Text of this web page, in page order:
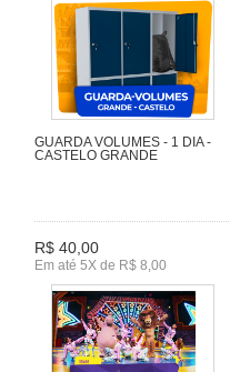
GUARDA VOLUMES - 1 DIA -
CASTELO GRANDE
R$ 40,00
Em até 5X de R$ 8,00